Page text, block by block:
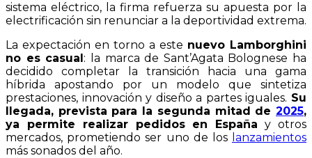
sistema eléctrico, la firma refuerza su apuesta por la
electrificación sin renunciar a la deportividad extrema.
La expectación en torno a este nuevo Lamborghini
no es casual: la marca de Sant’Agata Bolognese ha
decidido completar la transición hacia una gama
híbrida apostando por un modelo que sintetiza
prestaciones, innovación y diseño a partes iguales. Su
llegada, prevista para la segunda mitad de 2025,
ya permite realizar pedidos en España y otros
mercados, prometiendo ser uno de los lanzamientos
más sonados del año.